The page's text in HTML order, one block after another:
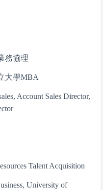
務協理
大學MBA
Account Sales Director,
Talent Acquisition
University of